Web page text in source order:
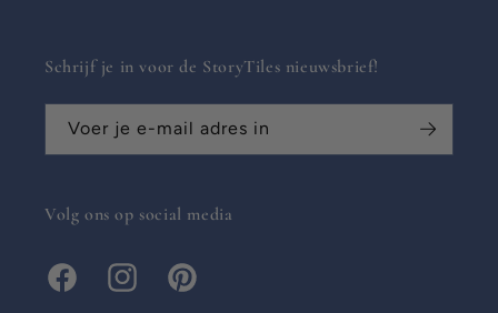
Schrijf je in voor de StoryTiles nieuwsbrief!
Voer je e-mail adres in
Volg ons op social media
FacebookInstagramPinterest